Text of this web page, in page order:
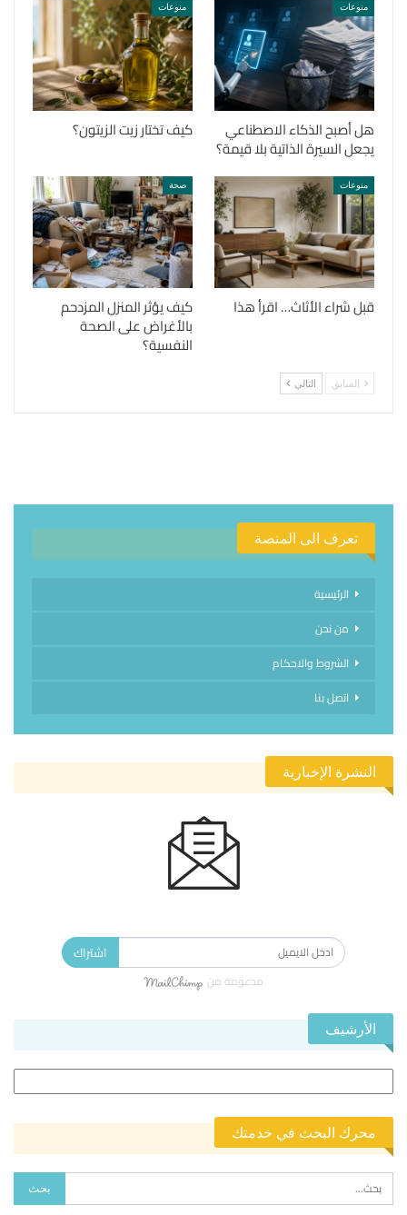
منوعات
هل أصبح الذكاء الاصطناعي
يجعل السيرة الذاتية بلا قيمة؟
منوعات
كيف تختار زيت الزيتون؟
منوعات
قبل شراء الأثاث… اقرأ هذا
صحة
كيف يؤثر المنزل المزدحم
بالأغراض على الصحة
النفسية؟
السابق التالي
تعرف الى المنصة
الرئيسية
من نحن
الشروط والاحكام
اتصل بنا
النشرة الإخبارية
اشتراك
مدعومة من
الأرشيف
محرك البحث في خدمتك